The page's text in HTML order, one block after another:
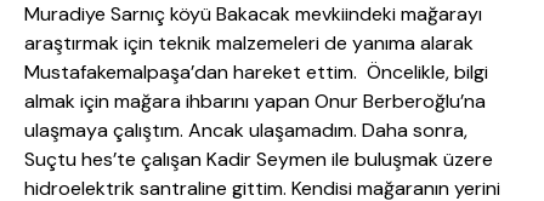
Muradiye Sarnıç köyü Bakacak mevkiindeki mağarayı
araştırmak için teknik malzemeleri de yanıma alarak
Mustafakemalpaşa’dan hareket ettim. Öncelikle, bilgi
almak için mağara ihbarını yapan Onur Berberoğlu’na
ulaşmaya çalıştım. Ancak ulaşamadım. Daha sonra,
Suçtu hes’te çalışan Kadir Seymen ile buluşmak üzere
hidroelektrik santraline gittim. Kendisi mağaranın yerini